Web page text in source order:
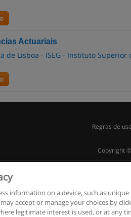
Actuariais
de Lisboa - ISEG - Instituto Superior
Regras de
Copyright ©
information on a device, such as unique
accept or manage your choices by
legitimate interest is used, or at any